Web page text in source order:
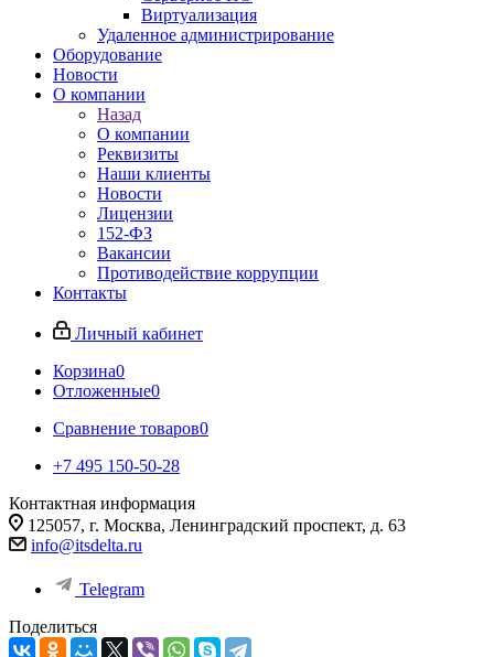
Виртуализация
Удаленное администрирование
Оборудование
Новости
О компании
Назад
О компании
Реквизиты
Наши клиенты
Новости
Лицензии
152-ФЗ
Вакансии
Противодействие коррупции
Контакты
Личный кабинет
Корзина0
Отложенные0
Сравнение товаров0
+7 495 150-50-28
Контактная информация
125057, г. Москва, Ленинградский проспект, д. 63
info@itsdelta.ru
Telegram
Поделиться